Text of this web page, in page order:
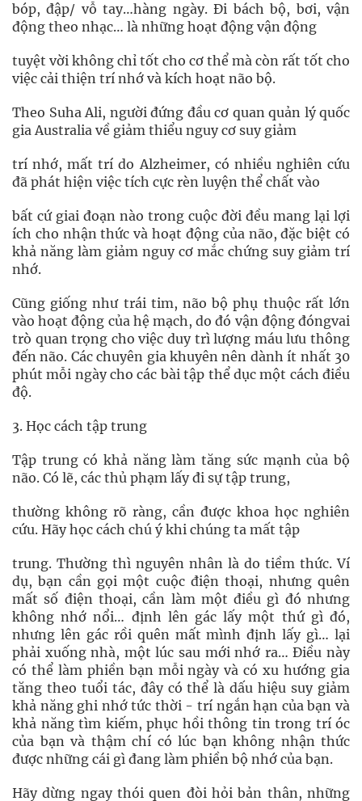
bóp, đập/ vỗ tay…hàng ngày. Đi bách bộ, bơi, vận
động theo nhạc… là những hoạt động vận động
tuyệt vời không chỉ tốt cho cơ thể mà còn rất tốt cho
việc cải thiện trí nhớ và kích hoạt não bộ.
Theo Suha Ali, người đứng đầu cơ quan quản lý quốc
gia Australia về giảm thiểu nguy cơ suy giảm
trí nhớ, mất trí do Alzheimer, có nhiều nghiên cứu
đã phát hiện việc tích cực rèn luyện thể chất vào
bất cứ giai đoạn nào trong cuộc đời đều mang lại lợi
ích cho nhận thức và hoạt động của não, đặc biệt có
khả năng làm giảm nguy cơ mắc chứng suy giảm trí
nhớ.
Cũng giống như trái tim, não bộ phụ thuộc rất lớn
vào hoạt động của hệ mạch, do đó vận động đóngvai
trò quan trọng cho việc duy trì lượng máu lưu thông
đến não. Các chuyên gia khuyên nên dành ít nhất 30
phút mỗi ngày cho các bài tập thể dục một cách điều
độ.
3. Học cách tập trung
Tập trung có khả năng làm tăng sức mạnh của bộ
não. Có lẽ, các thủ phạm lấy đi sự tập trung,
thường không rõ ràng, cần được khoa học nghiên
cứu. Hãy học cách chú ý khi chúng ta mất tập
trung. Thường thì nguyên nhân là do tiềm thức. Ví
dụ, bạn cần gọi một cuộc điện thoại, nhưng quên
mất số điện thoại, cần làm một điều gì đó nhưng
không nhớ nổi… định lên gác lấy một thứ gì đó,
nhưng lên gác rồi quên mất mình định lấy gì… lại
phải xuống nhà, một lúc sau mới nhớ ra… Điều này
có thể làm phiền bạn mỗi ngày và có xu hướng gia
tăng theo tuổi tác, đây có thể là dấu hiệu suy giảm
khả năng ghi nhớ tức thời - trí ngắn hạn của bạn và
khả năng tìm kiếm, phục hồi thông tin trong trí óc
của bạn và thậm chí có lúc bạn không nhận thức
được những cái gì đang làm phiền bộ nhớ của bạn.
Hãy dừng ngay thói quen đòi hỏi bản thân, những